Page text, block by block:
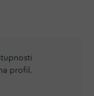
profil.